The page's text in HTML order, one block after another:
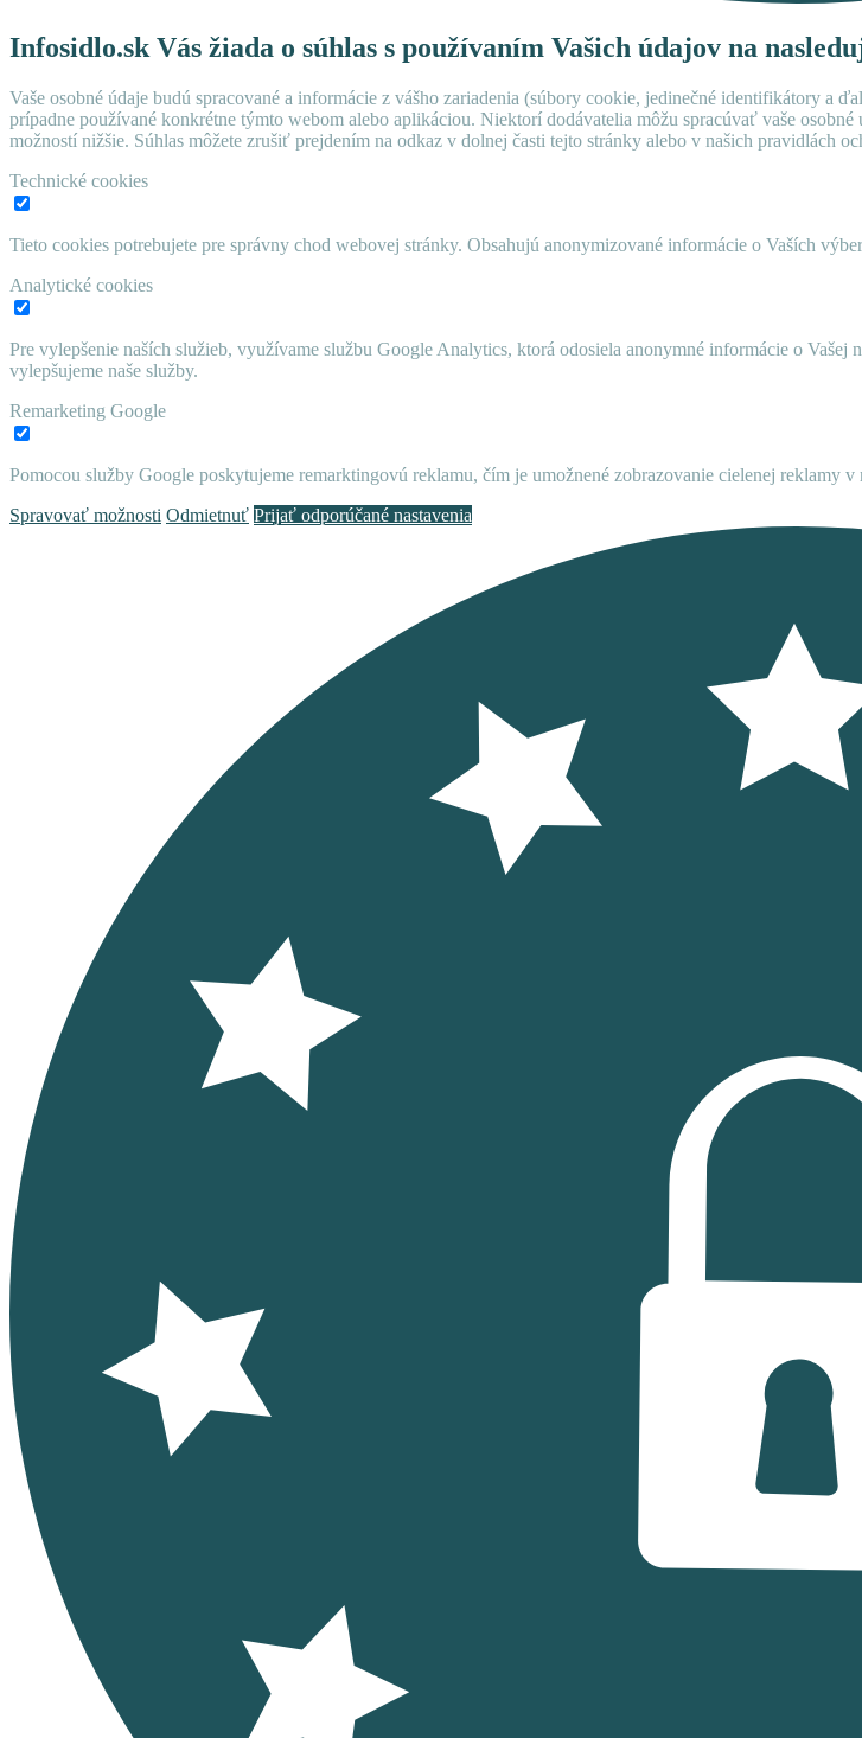
Infosidlo.sk Vás žiada o súhlas s používaním Vašich údajov na
Vaše osobné údaje budú spracované a informácie z vášho zariadenia (súbory cookie, jedinečné identifikátory a
prípadne používané konkrétne týmto webom alebo aplikáciou. Niektorí dodávatelia môžu spracúvať vaše
možností nižšie. Súhlas môžete zrušiť prejdením na odkaz v dolnej časti tejto stránky alebo v našich pravidlách
Technické cookies
Tieto cookies potrebujete pre správny chod webovej stránky. Obsahujú anonymizované informácie o Vaších
Analytické cookies
Pre vylepšenie naších služieb, využívame službu Google Analytics, ktorá odosiela anonymné informácie o
vylepšujeme naše služby.
Remarketing Google
Pomocou služby Google poskytujeme remarktingovú reklamu, čím je umožnené zobrazovanie cielenej reklamy v
Spravovať možnosti Odmietnuť Prijať odporúčané nastavenia